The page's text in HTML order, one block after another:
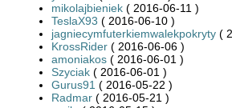
mikolajbieniek ( 2016-06-11 )
TeslaX93 ( 2016-06-10 )
jagniecymfuterkiemwalekpokryty (
KrossRider ( 2016-06-06 )
amoniakos ( 2016-06-01 )
Szyciak ( 2016-06-01 )
Gurus91 ( 2016-05-22 )
Radmar ( 2016-05-21 )